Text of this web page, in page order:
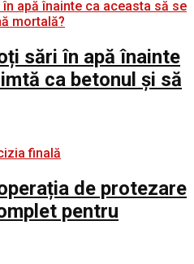
sări în apă înainte
ca betonul și să
de protezare
pentru